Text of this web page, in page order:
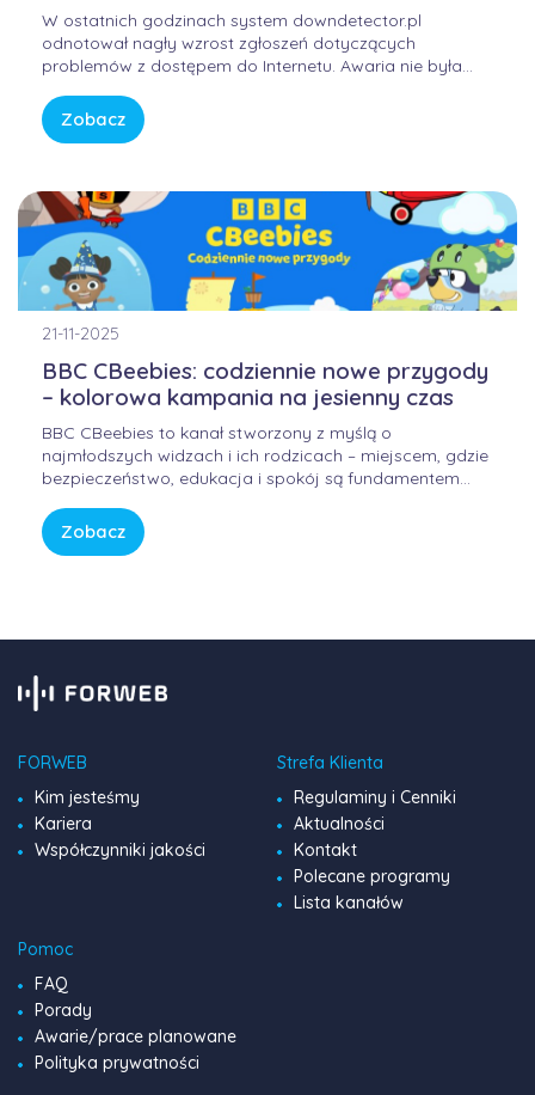
W ostatnich godzinach system downdetector.pl
odnotował nagły wzrost zgłoszeń dotyczących
problemów z dostępem do Internetu. Awaria nie była
lecz wynikała z przejściowego błędu w globalnej
infrastrukturze trasowania danych. Internet przypomina
Zobacz
21-11-2025
BBC CBeebies: codziennie nowe przygody
– kolorowa kampania na jesienny czas
BBC CBeebies to kanał stworzony z myślą o
najmłodszych widzach i ich rodzicach – miejscem, gdzie
bezpieczeństwo, edukacja i spokój są fundamentem
tempa, CBeebies oferuje przestrzeń, w której dzieci
mogą odkrywać świat w sposób bezpieczny, kreatywny i
Zobacz
FORWEB
Kim jesteśmy
Kariera
Współczynniki jakości
Strefa Klienta
Regulaminy i Cenniki
Aktualności
Kontakt
Polecane programy
Lista kanałów
Pomoc
FAQ
Porady
Awarie/prace planowane
Polityka prywatności